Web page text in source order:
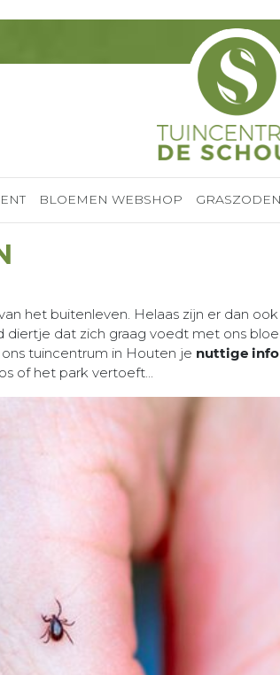
BLOEMEN WEBSHOP GRASZODEN
het buitenleven. Helaas zijn er dan
dat zich graag voedt met ons
tuincentrum in Houten je nuttige info
of het park vertoeft...